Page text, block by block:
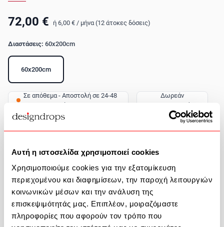
Αυτή η ιστοσελίδα χρησιμοποιεί cookies
Χρησιμοποιούμε cookies για την εξατομίκευση
περιεχομένου και διαφημίσεων, την παροχή λειτουργιών
κοινωνικών μέσων και την ανάλυση της
επισκεψιμότητάς μας. Επιπλέον, μοιραζόμαστε
πληροφορίες που αφορούν τον τρόπο που
72,00 € ή 6,00 € / μήνα (12 άτοκες δόσεις)
Διαστάσεις: 60x200cm
60x200cm
Σε απόθεμα - Αποστολή σε 24-48
ώρες
Δωρεάν
Μεταφορικά
Ποσότητα
Περιγραφή Προϊόντος